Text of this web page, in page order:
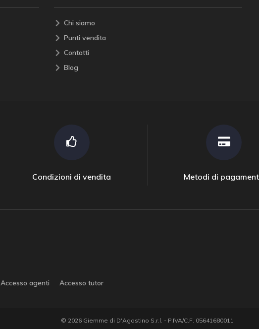
Chi siamo
Punti vendita
Contatti
Blog
Condizioni di vendita Metodi di
Accesso agenti Accesso tutor
© 2026 Giemme di D'Agostino S.r.l. - P.IVA/C.F. 05641680011